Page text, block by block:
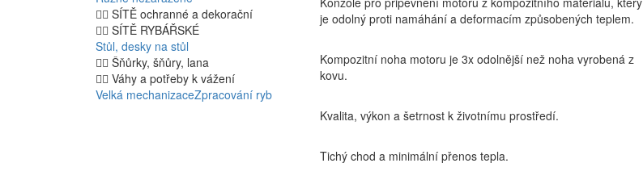
SÍTĚ ochranné a dekorační
SÍTĚ RYBÁŘSKÉ
Stůl, desky na stůl
Šňůrky, šňůry, lana
Váhy a potřeby k vážení
Velká mechanizaceZpracování ryb
je odolný proti namáhání a deformacím způsobených teplem.
Kompozitní noha motoru je 3x odolnější než noha vyrobená z
kovu.
Kvalita, výkon a šetrnost k životnímu prostředí.
Tichý chod a minimální přenos tepla.